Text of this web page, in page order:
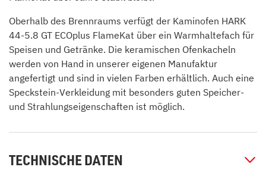
Oberhalb des Brennraums verfügt der Kaminofen HARK
44-5.8 GT ECOplus FlameKat über ein Warmhaltefach für
Speisen und Getränke. Die keramischen Ofenkacheln
werden von Hand in unserer eigenen Manufaktur
angefertigt und sind in vielen Farben erhältlich. Auch eine
Speckstein-Verkleidung mit besonders guten Speicher-
und Strahlungseigenschaften ist möglich.
TECHNISCHE DATEN